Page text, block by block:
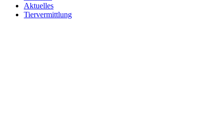
Aktuelles
Tiervermittlung